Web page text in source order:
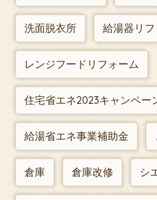
洗面脱衣所 給湯器リ
レンジフードリフォーム
住宅省エネ2023キャンペー
給湯省エネ事業補助金
倉庫 倉庫改修 シ